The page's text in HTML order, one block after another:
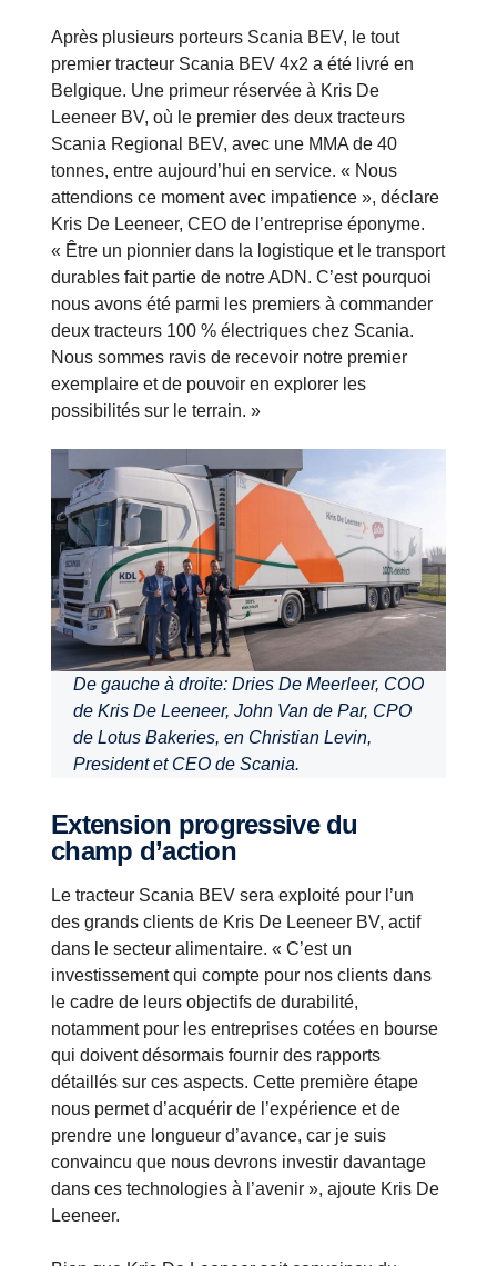
Après plusieurs porteurs Scania BEV, le tout
premier tracteur Scania BEV 4x2 a été livré en
Belgique. Une primeur réservée à Kris De
Leeneer BV, où le premier des deux tracteurs
Scania Regional BEV, avec une MMA de 40
tonnes, entre aujourd’hui en service. « Nous
attendions ce moment avec impatience », déclare
Kris De Leeneer, CEO de l’entreprise éponyme.
« Être un pionnier dans la logistique et le transport
durables fait partie de notre ADN. C’est pourquoi
nous avons été parmi les premiers à commander
deux tracteurs 100 % électriques chez Scania.
Nous sommes ravis de recevoir notre premier
exemplaire et de pouvoir en explorer les
possibilités sur le terrain. »
De gauche à droite: Dries De Meerleer, COO
de Kris De Leeneer, John Van de Par, CPO
de Lotus Bakeries, en Christian Levin,
President et CEO de Scania.
Extension progressive du
champ d’action
Le tracteur Scania BEV sera exploité pour l’un
des grands clients de Kris De Leeneer BV, actif
dans le secteur alimentaire. « C’est un
investissement qui compte pour nos clients dans
le cadre de leurs objectifs de durabilité,
notamment pour les entreprises cotées en bourse
qui doivent désormais fournir des rapports
détaillés sur ces aspects. Cette première étape
nous permet d’acquérir de l’expérience et de
prendre une longueur d’avance, car je suis
convaincu que nous devrons investir davantage
dans ces technologies à l’avenir », ajoute Kris De
Leeneer.